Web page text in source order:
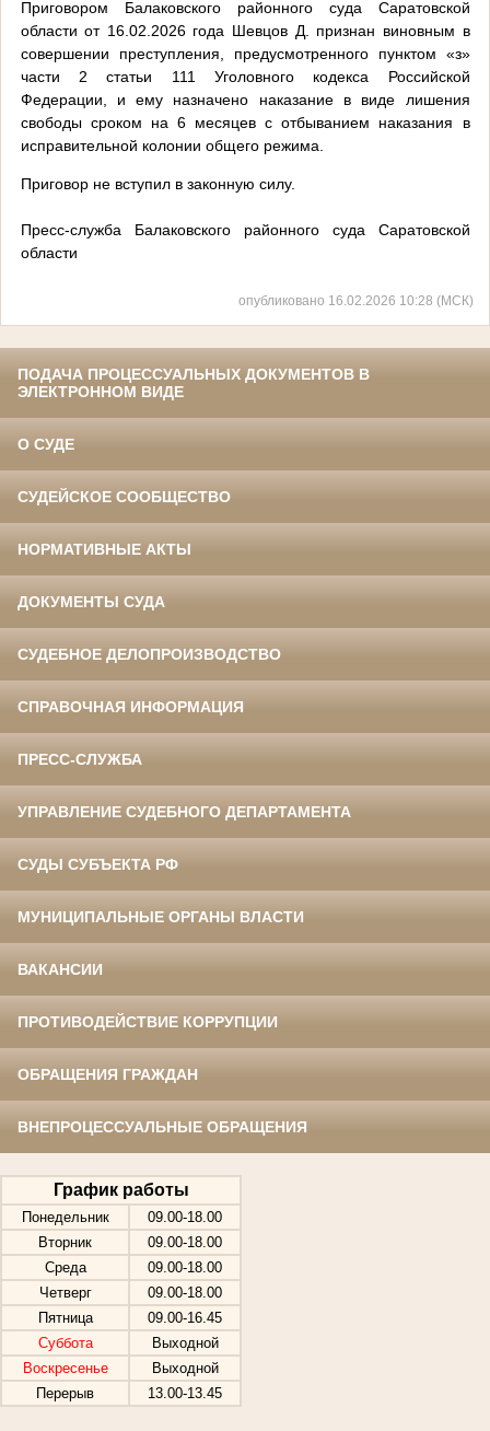
Приговором Балаковского районного суда Саратовской
области от 16.02.2026 года Шевцов Д. признан виновным в
совершении преступления, предусмотренного пунктом «з»
части 2 статьи 111 Уголовного кодекса Российской
Федерации, и ему назначено наказание в виде лишения
свободы сроком на 6 месяцев с отбыванием наказания в
исправительной колонии общего режима.
Приговор не вступил в законную силу.
Пресс-служба Балаковского районного суда Саратовской
области
опубликовано 16.02.2026 10:28 (МСК)
ПОДАЧА ПРОЦЕССУАЛЬНЫХ ДОКУМЕНТОВ В
ЭЛЕКТРОННОМ ВИДЕ
О СУДЕ
СУДЕЙСКОЕ СООБЩЕСТВО
НОРМАТИВНЫЕ АКТЫ
ДОКУМЕНТЫ СУДА
СУДЕБНОЕ ДЕЛОПРОИЗВОДСТВО
СПРАВОЧНАЯ ИНФОРМАЦИЯ
ПРЕСС-СЛУЖБА
УПРАВЛЕНИЕ СУДЕБНОГО ДЕПАРТАМЕНТА
СУДЫ СУБЪЕКТА РФ
МУНИЦИПАЛЬНЫЕ ОРГАНЫ ВЛАСТИ
ВАКАНСИИ
ПРОТИВОДЕЙСТВИЕ КОРРУПЦИИ
ОБРАЩЕНИЯ ГРАЖДАН
ВНЕПРОЦЕССУАЛЬНЫЕ ОБРАЩЕНИЯ
График работы
Понедельник
09.00-18.00
Вторник
09.00-18.00
Среда
09.00-18.00
Четверг
09.00-18.00
Пятница
09.00-16.45
Суббота
Выходной
Воскресенье
Выходной
Перерыв
13.00-13.45